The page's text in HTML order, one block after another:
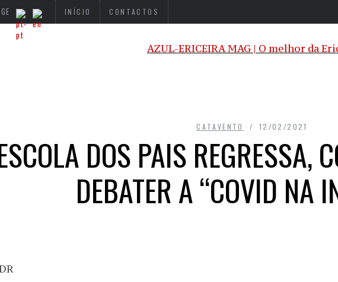
INÍCIO CONTACTOS
CATAVENTO 12/02/2021
DOS PAIS REGRESSA,
DEBATER A “COVID NA